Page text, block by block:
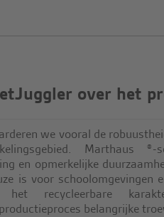
over het
we vooral de
Marthaus ®-
en opmerkelijke
is voor schoolomgevingen
het recycleerbare
belangrijke